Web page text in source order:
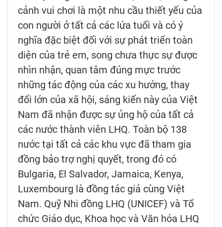
cảnh vui chơi là một nhu cầu thiết yếu của
con người ở tất cả các lứa tuổi và có ý
nghĩa đặc biệt đối với sự phát triển toàn
diện của trẻ em, song chưa thực sự được
nhìn nhận, quan tâm đúng mực trước
những tác động của các xu hướng, thay
đổi lớn của xã hội, sáng kiến này của Việt
Nam đã nhận được sự ủng hộ của tất cả
các nước thành viên LHQ. Toàn bộ 138
nước tại tất cả các khu vực đã tham gia
đồng bảo trợ nghị quyết, trong đó có
Bulgaria, El Salvador, Jamaica, Kenya,
Luxembourg là đồng tác giả cùng Việt
Nam. Quỹ Nhi đồng LHQ (UNICEF) và Tổ
chức Giáo dục, Khoa học và Văn hóa LHQ